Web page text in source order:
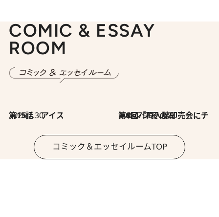
COMIC & ESSAY
ROOM
2026.7.30
第15話 アイス 2026.7.30
第8回「同人誌即売会にチャレンジ その2」
コミック＆エッセイルームTOP